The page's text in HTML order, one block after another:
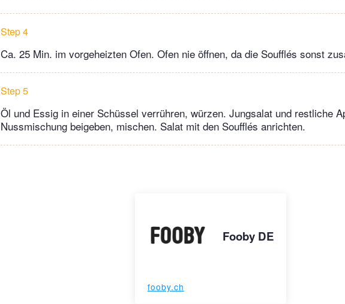
Step 4
Ca. 25 Min. im vorgeheizten Ofen. Ofen nie öffnen, da die Soufflés sonst
Step 5
Öl und Essig in einer Schüssel verrühren, würzen. Jungsalat und restliche
Nussmischung beigeben, mischen. Salat mit den Soufflés anrichten.
Fooby DE
fooby.ch